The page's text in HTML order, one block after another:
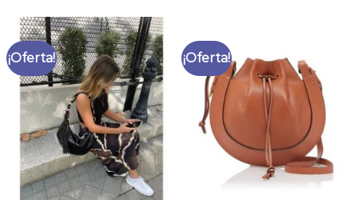
¡Oferta! ¡Oferta!